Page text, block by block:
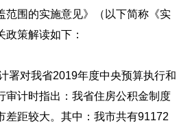
范围的实施意见》（以下简称《实
策解读如下：
署对我省2019年度中央预算执行和
审计时指出：我省住房公积金制度
差距较大。其中：我市共有91172